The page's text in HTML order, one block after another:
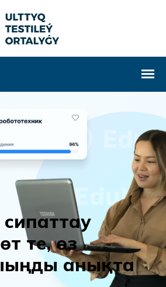
сипаттау
өт те, өз
ыңды анықта